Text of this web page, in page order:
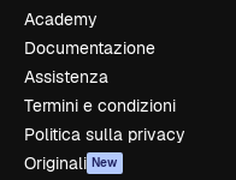
Academy
Documentazione
Assistenza
Termini e condizioni
Politica sulla privacy
Originali New